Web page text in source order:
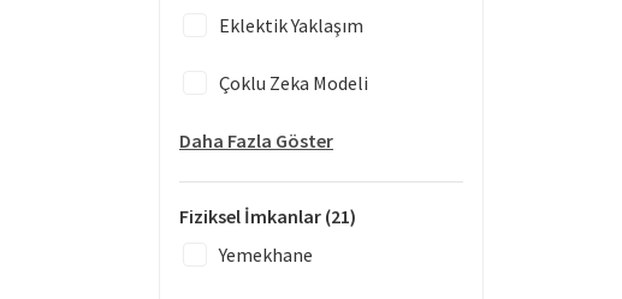
Eklektik Yaklaşım
Çoklu Zeka Modeli
Daha Fazla Göster
Fiziksel İmkanlar (21)
Yemekhane